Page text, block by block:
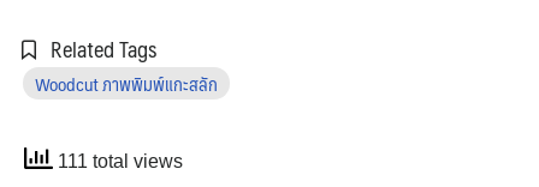
Related Tags
Woodcut ภาพพิมพ์แกะสลัก
111 total views